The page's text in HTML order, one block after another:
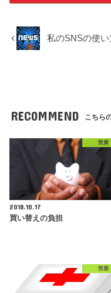
私のSNSの使い
RECOMMEND こちら
投資
2018.10.17
買い替えの負担
投資